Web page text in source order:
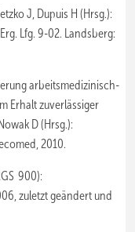
J, Dupuis H (Hrsg.):
Lfg. 9-02. Landsberg:
arbeitsmedizinisch-
Erhalt zuverlässiger
D (Hrsg.):
2010.
900):
zuletzt geändert und